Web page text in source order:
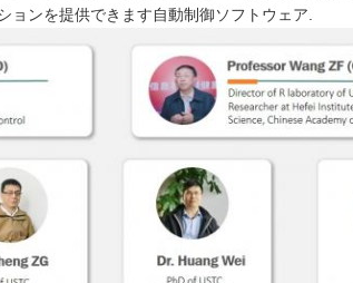
ョンを提供できます自動制御ソフトウェア.